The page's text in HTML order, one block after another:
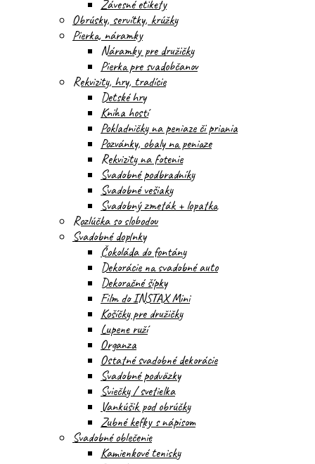
Závesné etikety
Obrúsky, servítky, krúžky
Pierka, náramky
Náramky pre družičky
Pierka pre svadobčanov
Rekvizity, hry, tradície
Detské hry
Kniha hostí
Pokladničky na peniaze či priania
Pozvánky, obaly na peniaze
Rekvizity na fotenie
Svadobné podbradníky
Svadobné vešiaky
Svadobný zmeták + lopatka
Rozlúčka so slobodou
Svadobné doplnky
Čokoláda do fontány
Dekorácie na svadobné auto
Dekoračné šípky
Film do INSTAX Mini
Košíčky pre družičky
Lupene ruží
Organza
Ostatné svadobné dekorácie
Svadobné podväzky
Sviečky / svetielka
Vankúšik pod obrúčky
Zubné kefky s nápisom
Svadobné oblečenie
Kamienkové tenisky